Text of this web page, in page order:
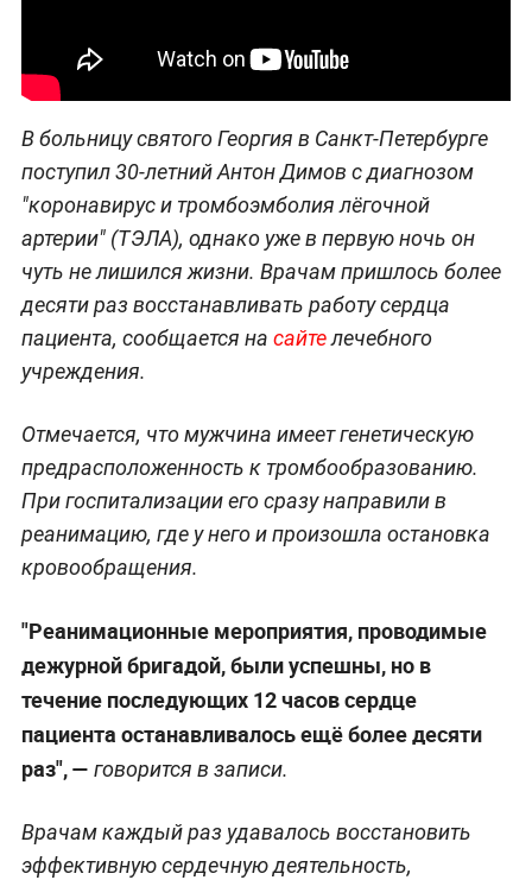
В больницу святого Георгия в Санкт-Петербурге
поступил 30-летний Антон Димов с диагнозом
"коронавирус и тромбоэмболия лёгочной
артерии" (ТЭЛА), однако уже в первую ночь он
чуть не лишился жизни. Врачам пришлось более
десяти раз восстанавливать работу сердца
пациента, сообщается на сайтелечебного
учреждения.
Отмечается, что мужчина имеет генетическую
предрасположенность к тромбообразованию.
При госпитализации его сразу направили в
реанимацию, где у него и произошла остановка
кровообращения.
"Реанимационные мероприятия, проводимые
дежурной бригадой, были успешны, но в
течение последующих 12 часов сердце
пациента останавливалось ещё более десяти
раз", — говорится в записи.
Врачам каждый раз удавалось восстановить
эффективную сердечную деятельность,